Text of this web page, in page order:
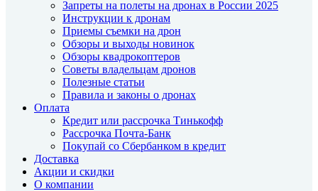
Запреты на полеты на дронах в России 2025
Инструкции к дронам
Приемы съемки на дрон
Обзоры и выходы новинок
Обзоры квадрокоптеров
Советы владельцам дронов
Полезные статьи
Правила и законы о дронах
Оплата
Кредит или рассрочка Тинькофф
Рассрочка Почта-Банк
Покупай со Сбербанком в кредит
Доставка
Акции и скидки
О компании